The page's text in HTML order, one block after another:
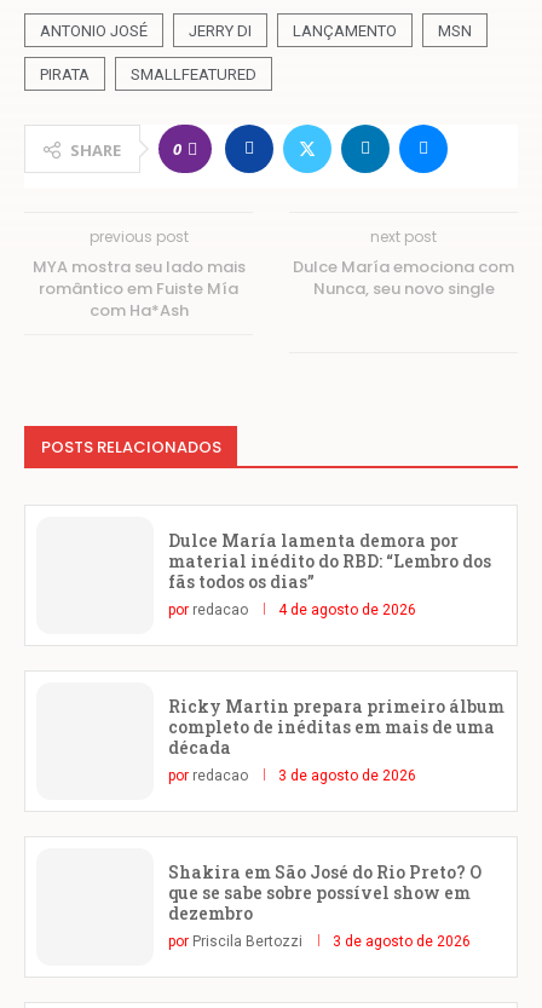
ANTONIO JOSÉ JERRY DI LANÇAMENTO MSN
PIRATA SMALLFEATURED
SHARE 0
previous post
MYA mostra seu lado mais
romântico em Fuiste Mía
com Ha*Ash
next post
Dulce María emociona com
Nunca, seu novo single
POSTS RELACIONADOS
Dulce María lamenta demora por
material inédito do RBD: “Lembro dos
fãs todos os dias”
por redacao 4 de agosto de 2026
Ricky Martin prepara primeiro álbum
completo de inéditas em mais de uma
década
por redacao 3 de agosto de 2026
Shakira em São José do Rio Preto? O
que se sabe sobre possível show em
dezembro
por Priscila Bertozzi 3 de agosto de 2026